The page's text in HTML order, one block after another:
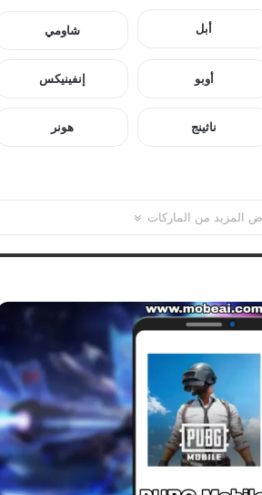
أبل شاومي
أوبو إنفينيكس
ناثينج هونر
المزيد من الماركات